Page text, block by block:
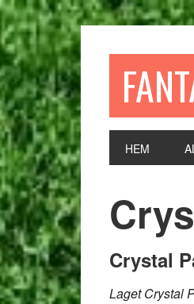
HEM
Crystal
Laget Crystal